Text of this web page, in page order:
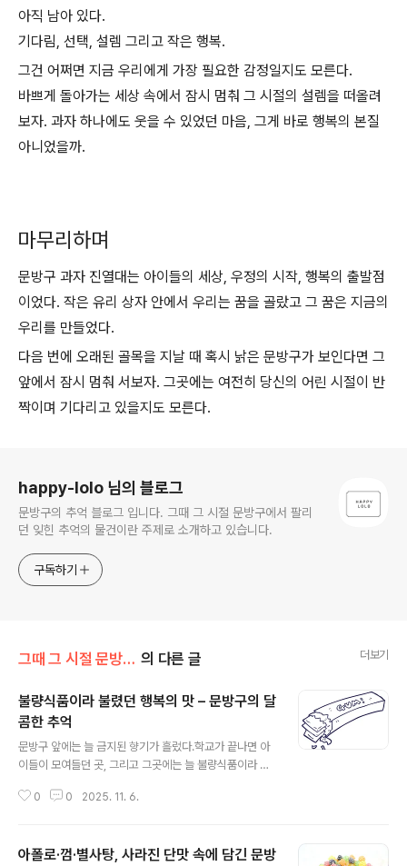
아직 남아 있다.
기다림, 선택, 설렘 그리고 작은 행복.
그건 어쩌면 지금 우리에게 가장 필요한 감정일지도 모른다.
바쁘게 돌아가는 세상 속에서 잠시 멈춰 그 시절의 설렘을 떠올려
보자. 과자 하나에도 웃을 수 있었던 마음, 그게 바로 행복의 본질
아니었을까.
마무리하며
문방구 과자 진열대는 아이들의 세상, 우정의 시작, 행복의 출발점
이었다. 작은 유리 상자 안에서 우리는 꿈을 골랐고 그 꿈은 지금의
우리를 만들었다.
다음 번에 오래된 골목을 지날 때 혹시 낡은 문방구가 보인다면 그
앞에서 잠시 멈춰 서보자. 그곳에는 여전히 당신의 어린 시절이 반
짝이며 기다리고 있을지도 모른다.
happy-lolo 님의 블로그
문방구의 추억 블로그 입니다. 그때 그 시절 문방구에서 팔리
던 잊힌 추억의 물건이란 주제로 소개하고 있습니다.
구독하기
그때 그 시절 문방구의 추억 의 다른 글 더보기
불량식품이라 불렸던 행복의 맛 – 문방구의 달
콤한 추억
문방구 앞에는 늘 금지된 향기가 흘렀다.학교가 끝나면 아
이들이 모여들던 곳, 그리고 그곳에는 늘 불량식품이라 불
마, 몸에 안 좋아!라고 했지만 우리는 몰래 용돈 100원을
행복한 작은 미식가였다. 불량식품이라는 이름의 아이러니
0 0 2025. 11. 6.
아폴로·껌·별사탕, 사라진 단맛 속에 담긴 문방